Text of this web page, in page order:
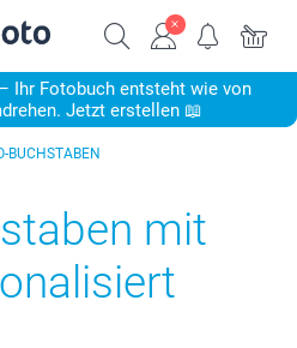
– Ihr Fotobuch entsteht wie von
Jetzt erstellen 📖
BUCHSTABEN
mit